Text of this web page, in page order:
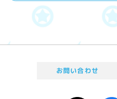
お問い合わせ